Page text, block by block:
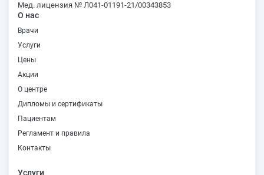
Мед. лицензия № Л041-01191-21/00343853
О нас
Врачи
Услуги
Цены
Акции
О центре
Дипломы и сертификаты
Пациентам
Регламент и правила
Контакты
Услуги